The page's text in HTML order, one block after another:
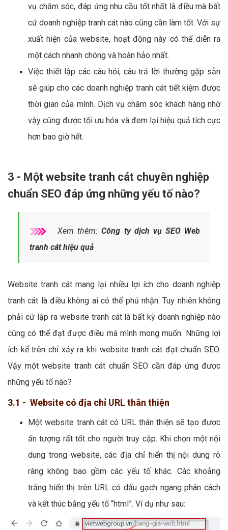
vụ chăm sóc, đáp ứng nhu cầu tốt nhất là điều mà bất
cứ doanh nghiệp tranh cát nào cũng cần làm tốt. Với sự
xuất hiện của website, hoạt động này có thể diễn ra
một cách nhanh chóng và hoàn hảo nhất.
Việc thiết lập các câu hỏi, câu trả lời thường gặp sẵn
sẽ giúp cho các doanh nghiệp tranh cát tiết kiệm được
thời gian của mình. Dịch vụ chăm sóc khách hàng nhờ
vậy cũng được tối ưu hóa và đem lại hiệu quả tích cực
hơn bao giờ hết.
3 - Một website tranh cát chuyên nghiệp
chuẩn SEO đáp ứng những yếu tố nào?
Xem thêm:Công ty dịch vụ SEO Web
tranh cát hiệu quả
Website tranh cát mang lại nhiều lợi ích cho doanh nghiệp
tranh cát là điều không ai có thể phủ nhận. Tuy nhiên không
phải cứ lập ra website tranh cát là bất kỳ doanh nghiệp nào
cũng có thể đạt được điều mà mình mong muốn. Những lợi
ích kể trên chỉ xảy ra khi website tranh cát đạt chuẩn SEO.
Vậy một website tranh cát chuẩn SEO cần đáp ứng được
những yếu tố nào?
3.1 - Website có địa chỉ URL thân thiện
Một website tranh cát có URL thân thiện sẽ tạo được
ấn tượng rất tốt cho người truy cập. Khi chọn một nội
dung trong website, các địa chỉ hiển thị nội dung rõ
ràng không bao gồm các yếu tố khác. Các khoảng
trắng hiển thị trên URL có dấu gạch ngang phân cách
và kết thúc bằng yếu tố “html”. Ví dụ như sau: